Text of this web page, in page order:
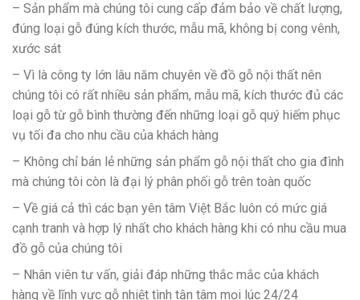
– Sản phẩm mà chúng tôi cung cấp đảm bảo về chất lượng,
đúng loại gỗ đúng kích thước, mẫu mã, không bị cong vênh,
xước sát
– Vì là công ty lớn lâu năm chuyên về đồ gỗ nội thất nên
chúng tôi có rất nhiều sản phẩm, mẫu mã, kích thước đủ các
loại gỗ từ gỗ bình thường đến những loại gỗ quý hiếm phục
vụ tối đa cho nhu cầu của khách hàng
– Không chỉ bán lẻ những sản phẩm gỗ nội thất cho gia đình
mà chúng tôi còn là đại lý phân phối gỗ trên toàn quốc
– Về giá cả thì các bạn yên tâm Việt Bắc luôn có mức giá
cạnh tranh và hợp lý nhất cho khách hàng khi có nhu cầu mua
đồ gỗ của chúng tôi
– Nhân viên tư vấn, giải đáp những thắc mắc của khách
hàng về lĩnh vực gỗ nhiệt tình tận tâm mọi lúc 24/24